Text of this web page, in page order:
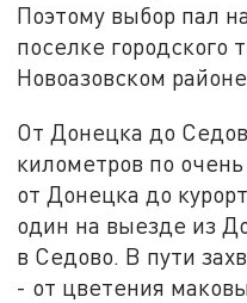
Поэтому выбор пал
поселке городского
Новоазовском
От Донецка до
километров по
от Донецка до
один на выезде из
в Седово. В пути
- от цветения